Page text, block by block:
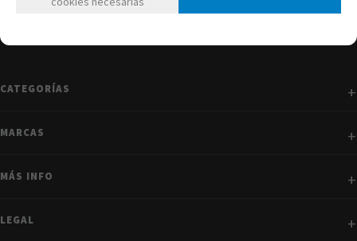
CATEGORÍAS
MARCAS
MÁS INFO
LEGAL